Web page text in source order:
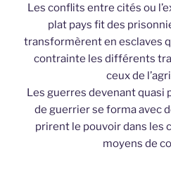
Les conflits entre cités ou
plat pays fit des
transformèrent en esclaves
contrainte les différents
ceux de
Les guerres devenant quasi
de guerrier se forma avec
prirent le pouvoir dans les
moyens de